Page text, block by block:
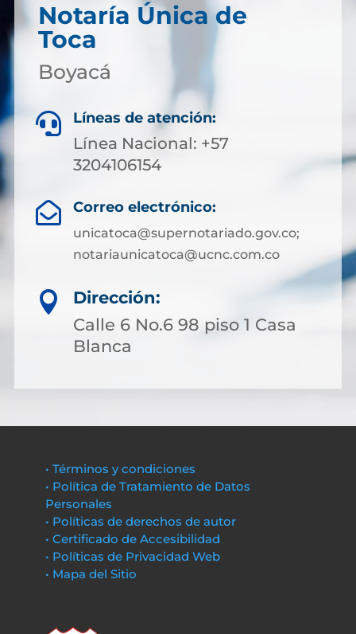
Notaría Única de
Toca
Boyacá
 Líneas de atención:
Línea Nacional: +57
3204106154
 Correo electrónico:
unicatoca@supernotariado.gov.co;
notariaunicatoca@ucnc.com.co

Dirección:
Calle 6 No.6 98 piso 1 Casa
Blanca
• Términos y condiciones
• Política de Tratamiento de Datos
Personales
• Políticas de derechos de autor
• Certificado de Accesibilidad
• Políticas de Privacidad Web
• Mapa del Sitio